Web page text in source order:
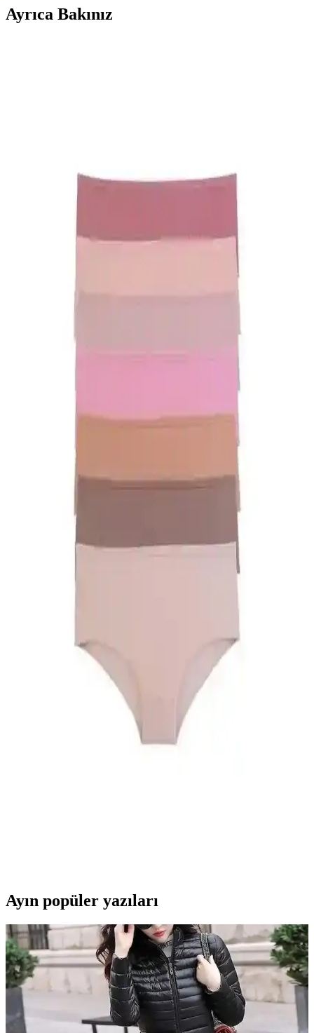
Ayrıca Bakınız
Naked and Famous True Girl Chocolate Milk
Selvedge: Kadınlara Özel Selvedge Denim Tasarımı
ve Özellikleri
Naked and Famous True Girl Chocolate Milk Selvedge, kadın
bedenine uygun kesimi ve çikolata renkli kenar ipliğiyle estetik bir
DeFacto Kadın Çorapları Karşılaştırması:
Kaydırmaz Pilates ve Görünmez Babet Modelleri
İki farklı DeFacto kadın çorap modelinin malzeme, konfor,
Eşdeğer Şık ve Çok Yönlü Parçalar
parçalar arasında küçük siyah elbise, iyi kesim blazer ve takım
elbiseler öne çıkar. Kişisel tercihler ve yaşam tarzı seçimlerde
ELF PRIVE Premium Düz Pamuk Penye Şal
Turkuaz Renk ile Şıklık ve Konfor Bir Arada
Yüksek kaliteli pamuk yapısı ve canlı turkuaz rengiyle ELF PRIVE
şal, şıklık ve rahatlığı bir arada sunar. Hafif ve kolay şekil alabilen
Nanak Yeşil Likralı Kaymayan Bone: Rahat ve
Nanak Yeşil Likralı Kaymayan Bone, esnek yapısı ve geniş silikon
bantlarıyla güvenli ve rahat kullanım sağlar. Günlük şıklık ve
pratiklik sunar, uzun süre sabit kalır ve estetik görünüm sağlar.
Rengamoda Kadın Pileli Etekli Kuşaklı Krep
Kumaş Elbise Günlük ve Şık Kullanım İçin
Rengamoda'nın krep kumaş ile tasarladığı, pileli ve kuşak detaylı
kadın elbisesi, hafifliği ve şıklığıyla günlük kullanım için ideal,
Ayın popüler yazıları